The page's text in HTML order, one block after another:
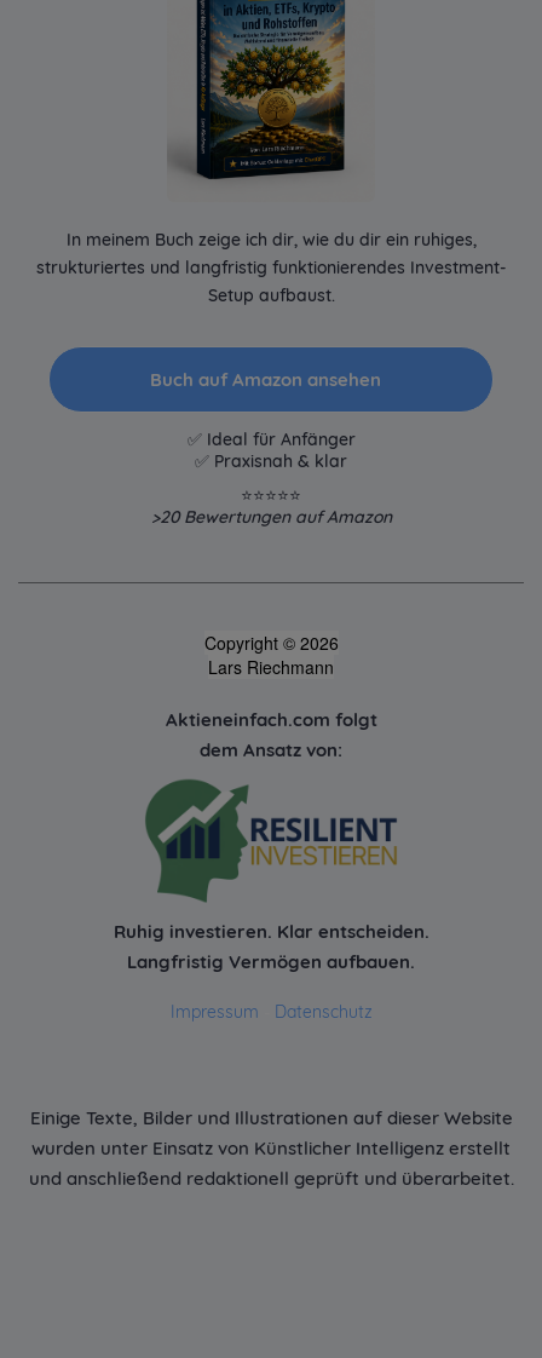
In meinem Buch zeige ich dir, wie du dir ein ruhiges,
strukturiertes und langfristig funktionierendes Investment-
Setup aufbaust.
Buch auf Amazon ansehen
✅ Ideal für Anfänger
✅ Praxisnah & klar
⭐⭐⭐⭐⭐
>20Bewertungen auf Amazon
Copyright © 2026
Lars Riechmann
Aktieneinfach.com folgt
dem Ansatz von:
Ruhig investieren. Klar entscheiden.
Langfristig Vermögen aufbauen.
Impressum Datenschutz
Einige Texte, Bilder und Illustrationen auf dieser Website
wurden unter Einsatz von Künstlicher Intelligenz erstellt
und anschließend redaktionell geprüft und überarbeitet.